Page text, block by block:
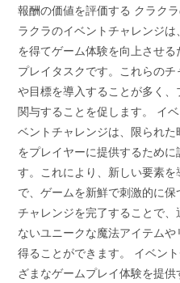
報酬の価値を評価する クラク
ラクラのイベントチャレンジ
を得てゲーム体験を向上させ
プレイタスクです。これらの
や目標を導入することが多く
関与することを促します。 イ
ベントチャレンジは、限られ
をプレイヤーに提供するため
す。これにより、新しい要素
で、ゲームを新鮮で刺激的に
チャレンジを完了することで
ないユニークな魔法アイテム
得ることができます。 イベン
ざまなゲームプレイ体験を提